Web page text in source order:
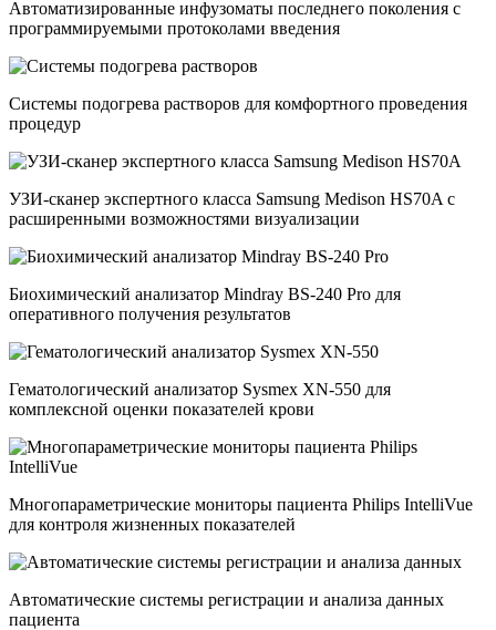
Автоматизированные инфузоматы последнего поколения с
программируемыми протоколами введения
Системы подогрева растворов для комфортного проведения
процедур
УЗИ-сканер экспертного класса Samsung Medison HS70A с
расширенными возможностями визуализации
Биохимический анализатор Mindray BS-240 Pro для
оперативного получения результатов
Гематологический анализатор Sysmex XN-550 для
комплексной оценки показателей крови
Многопараметрические мониторы пациента Philips IntelliVue
для контроля жизненных показателей
Автоматические системы регистрации и анализа данных
пациента